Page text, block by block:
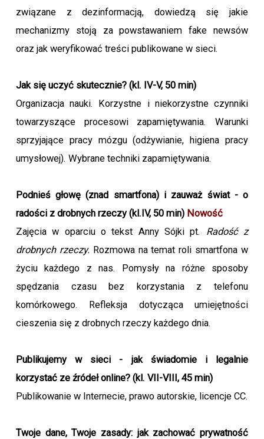
związane z dezinformacją, dowiedzą się jakie
mechanizmy stoją za powstawaniem fake newsów
oraz jak weryfikować treści publikowane w sieci.
Jak się uczyć skutecznie? (kl. IV-V, 50 min)
Organizacja nauki. Korzystne i niekorzystne czynniki
towarzyszące procesowi zapamiętywania. Warunki
sprzyjające pracy mózgu (odżywianie, higiena pracy
umysłowej). Wybrane techniki zapamiętywania.
Podnieś głowę (znad smartfona) i zauważ świat - o
radości z drobnych rzeczy (kl.IV, 50 min) Nowość
Zajęcia w oparciu o tekst Anny Sójki pt. Radość z
drobnych rzeczy. Rozmowa na temat roli smartfona w
życiu każdego z nas. Pomysły na różne sposoby
spędzania czasu bez korzystania z telefonu
komórkowego. Refleksja dotycząca umiejętności
cieszenia się z drobnych rzeczy każdego dnia.
Publikujemy w sieci - jak świadomie i legalnie
korzystać ze źródeł online? (kl. VII-VIII, 45 min)
Publikowanie w Internecie, prawo autorskie, licencje CC.
Twoje dane, Twoje zasady: jak zachować prywatność